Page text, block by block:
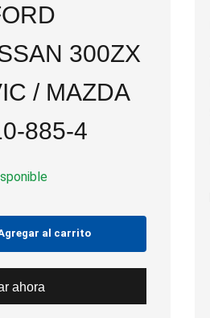
300ZX
/ MAZDA
885-4
al carrito
ahora